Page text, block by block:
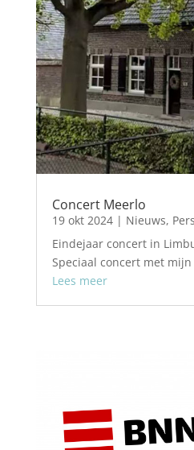
Concert Meerlo
19 okt 2024| Nieuws,
Eindejaar concert in
Speciaal concert met mijn
Lees meer